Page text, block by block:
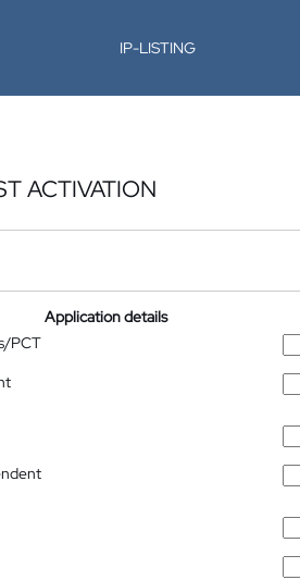
IP-LISTING
ACTIVATION
Application details
PCT